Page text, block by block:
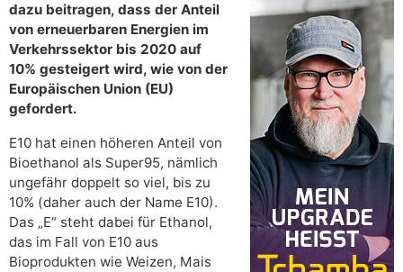
dazu beitragen, dass der Anteil
von erneuerbaren Energien im
Verkehrssektor bis 2020 auf
10% gesteigert wird, wie von der
Europäischen Union (EU)
gefordert.
E10 hat einen höheren Anteil von
Bioethanol als Super95, nämlich
ungefähr doppelt so viel, bis zu
10% (daher auch der Name E10).
Das „E“ steht dabei für Ethanol,
das im Fall von E10 aus
Bioprodukten wie Weizen, Mais